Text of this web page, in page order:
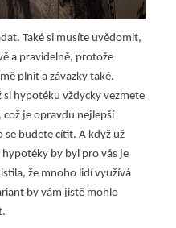
Také si musíte uvědomit,
a pravidelně, protože
plnit a závazky také.
si hypotéku vždycky vezmete
což je opravdu nejlepší
se budete cítit. A když už
by byl pro vás je
že mnoho lidí využívá
by vám jistě mohlo